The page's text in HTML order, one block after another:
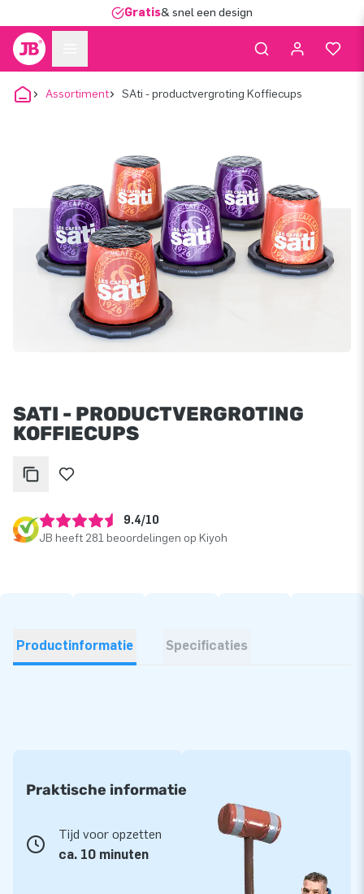
Gratis& snel een design
Assortiment SAti - productvergroting Koffiecups
SATI - PRODUCTVERGROTING
KOFFIECUPS
9.4/10
JB heeft 281 beoordelingen op Kiyoh
Productinformatie Specificaties
Praktische informatie
Tijd voor opzetten
ca. 10 minuten